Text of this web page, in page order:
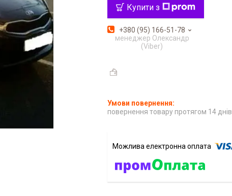
Купити з
+380 (95) 166-51-78
менеджер Олександр
(Viber)
повернення товару протягом 14 днів